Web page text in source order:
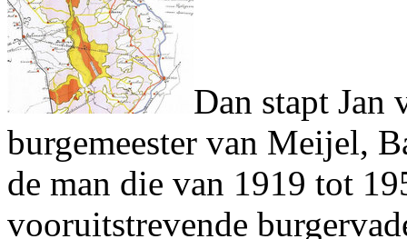
Dan stapt Jan
burgemeester van Meijel,
de man die van 1919 tot
vooruitstrevende